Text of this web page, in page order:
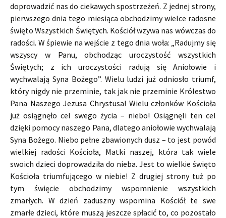
doprowadzić nas do ciekawych spostrzeżeń. Z jednej strony,
pierwszego dnia tego miesiąca obchodzimy wielce radosne
święto Wszystkich Świętych. Kościół wzywa nas wówczas do
radości. W śpiewie na wejście z tego dnia woła: „Radujmy się
wszyscy w Panu, obchodząc uroczystość wszystkich
Świętych; z ich uroczystości radują się Aniołowie i
wychwalają Syna Bożego”. Wielu ludzi już odniosło triumf,
który nigdy nie przeminie, tak jak nie przeminie Królestwo
Pana Naszego Jezusa Chrystusa! Wielu członków Kościoła
już osiągnęło cel swego życia – niebo! Osiągnęli ten cel
dzięki pomocy naszego Pana, dlatego aniołowie wychwalają
Syna Bożego. Niebo pełne zbawionych dusz – to jest powód
wielkiej radości Kościoła, Matki naszej, która tak wiele
swoich dzieci doprowadziła do nieba. Jest to wielkie święto
Kościoła triumfującego w niebie! Z drugiej strony tuż po
tym święcie obchodzimy wspomnienie wszystkich
zmarłych. W dzień zaduszny wspomina Kościół te swe
zmarłe dzieci, które muszą jeszcze spłacić to, co pozostało